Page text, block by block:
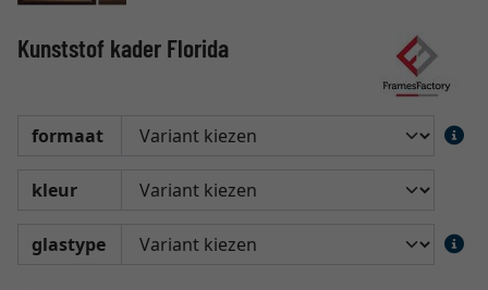
Kunststof kader Florida
formaat
kleur
glastype